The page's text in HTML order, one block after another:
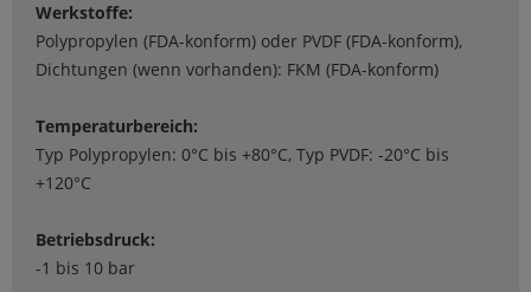
Werkstoffe:
Polypropylen (FDA-konform) oder PVDF (FDA-konform),
Dichtungen (wenn vorhanden): FKM (FDA-konform)
Temperaturbereich:
Typ Polypropylen: 0°C bis +80°C, Typ PVDF: -20°C bis
+120°C
Betriebsdruck:
-1 bis 10 bar